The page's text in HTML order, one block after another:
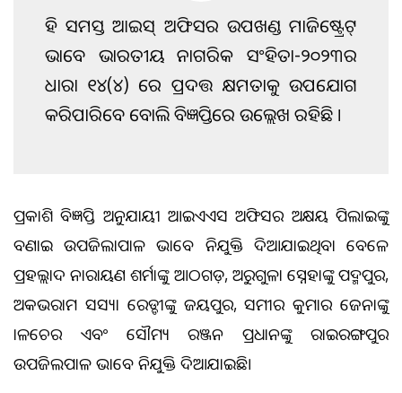
ଏହି ସମସ୍ତ ଆଇଏଏସ୍ ଅଫିସର ଉପଖଣ୍ଡ ମାଜିଷ୍ଟ୍ରେଟ୍
ଭାବେ ଭାରତୀୟ ନାଗରିକ ସଂହିତା-୨୦୨୩ର
ଧାରା ୧୪(୪) ରେ ପ୍ରଦତ୍ତ କ୍ଷମତାକୁ ଉପଯୋଗ
କରିପାରିବେ ବୋଲି ବିଜ୍ଞପ୍ତିରେ ଉଲ୍ଲେଖ ରହିଛି ।
ପ୍ରକାଶିତ ବିଜ୍ଞପ୍ତି ଅନୁଯାୟୀ ଆଇଏଏସ ଅଫିସର ଅକ୍ଷୟ ପିଲାଇଙ୍କୁ
ବଣାଇ ଉପଜିଲାପାଳ ଭାବେ ନିଯୁକ୍ତି ଦିଆଯାଇଥିବା ବେଳେ
ପ୍ରହଲ୍ଲାଦ ନାରାୟଣ ଶର୍ମାଙ୍କୁ ଆଠଗଡ଼, ଅରୁଗୁଳା ସ୍ନେହାଙ୍କୁ ପଦ୍ମପୁର,
ଅକଭରାମ ସସ୍ୟା ରେଡ୍ଡୀଙ୍କୁ ଜୟପୁର, ସମୀର କୁମାର ଜେନାଙ୍କୁ
ତାଳଚେର ଏବଂ ସୌମ୍ୟ ରଞ୍ଜନ ପ୍ରଧାନଙ୍କୁ ରାଇରଙ୍ଗପୁର
ଉପଜିଲପାଳ ଭାବେ ନିଯୁକ୍ତି ଦିଆଯାଇଛି।